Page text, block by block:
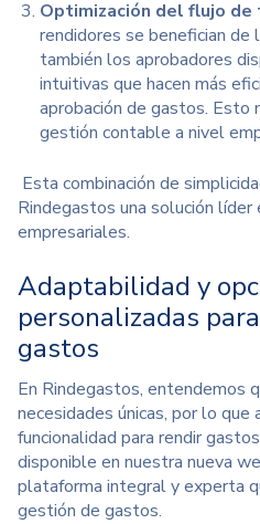
Optimización del flujo de
rendidores se benefician de
también los aprobadores
intuitivas que hacen más
aprobación de gastos. Esto
gestión contable a nivel
Esta combinación de
Rindegastos una solución
empresariales.
Adaptabilidad y
personalizadas
gastos
En Rindegastos, entendemos
necesidades únicas, por lo que
funcionalidad para rendir
disponible en nuestra nueva
plataforma integral y experta
gestión de gastos.